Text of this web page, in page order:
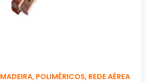
MADEIRA, POLIMÉRICOS, REDE AÉREA